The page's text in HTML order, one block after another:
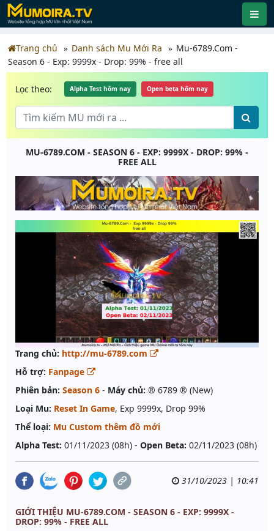
Trang chủ Danh sách Mu Mới Ra
Mu-6789.Com -
Season 6 - Exp: 9999x - Drop: 99% - free all
Lọc theo: Alpha Test hôm nay Open beta hôm nay
MU-6789.COM - SEASON 6 - EXP: 9999X - DROP: 99% -
FREE ALL
Trang chủ: http://mu-6789.com
Hỗ trợ: Fanpage
Phiên bản: Season 6 - Máy chủ: ® 6789 ® (New)
Loại Mu: Reset In Game, Exp 9999x, Drop 99%
Thể loại: Mu Custom thêm đồ mới
Alpha Test: 01/11/2023 (08h) - Open Beta: 02/11/2023 (08h)
31/10/2023 | 10:41
GIỚI THIỆU MU-6789.COM - SEASON 6 - EXP: 9999X -
DROP: 99% - FREE ALL